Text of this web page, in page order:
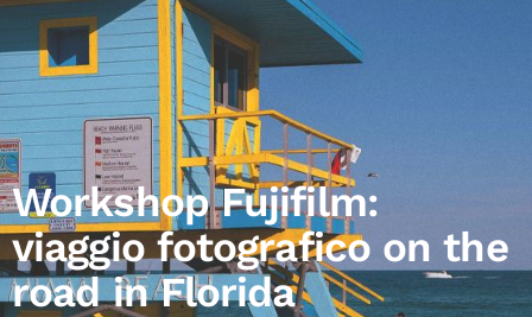
Workshop Fujifilm:
viaggio fotografico on the
road in Florida